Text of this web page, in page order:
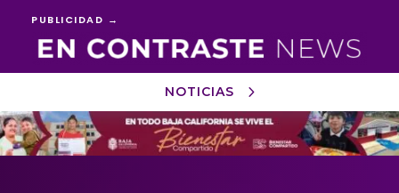
PUBLICIDAD →
NOTICIAS
Reproductor
de
vídeo